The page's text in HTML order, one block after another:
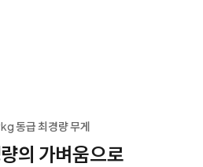
동급 최경량 무게
의 가벼움으로